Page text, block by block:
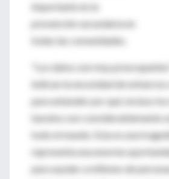
importante en la
prevención secundaria en
todas las comunidades.
"Los datos son muy
indican la necesidad de
para entender por qué, incluso
baratos son considerablemente
todo el mundo. Esta es una
representa una enorme
para ayudar a millones de